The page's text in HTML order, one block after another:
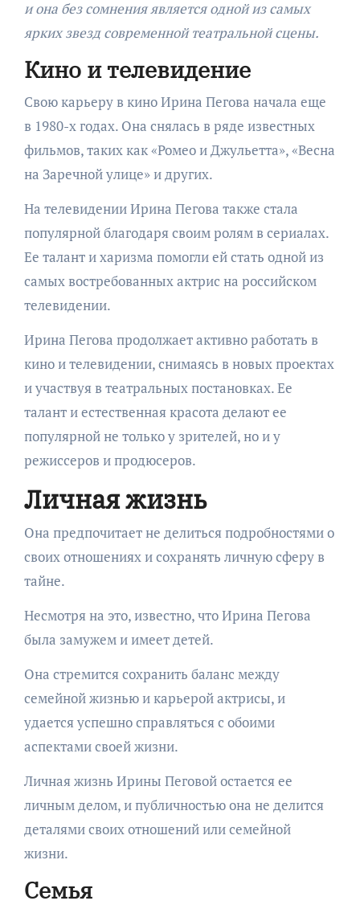
и она без сомнения является одной из самых
ярких звезд современной театральной сцены.
Кино и телевидение
Свою карьеру в кино Ирина Пегова начала еще
в 1980-х годах. Она снялась в ряде известных
фильмов, таких как «Ромео и Джульетта», «Весна
на Заречной улице» и других.
На телевидении Ирина Пегова также стала
популярной благодаря своим ролям в сериалах.
Ее талант и харизма помогли ей стать одной из
самых востребованных актрис на российском
телевидении.
Ирина Пегова продолжает активно работать в
кино и телевидении, снимаясь в новых проектах
и участвуя в театральных постановках. Ее
талант и естественная красота делают ее
популярной не только у зрителей, но и у
режиссеров и продюсеров.
Личная жизнь
Она предпочитает не делиться подробностями о
своих отношениях и сохранять личную сферу в
тайне.
Несмотря на это, известно, что Ирина Пегова
была замужем и имеет детей.
Она стремится сохранить баланс между
семейной жизнью и карьерой актрисы, и
удается успешно справляться с обоими
аспектами своей жизни.
Личная жизнь Ирины Пеговой остается ее
личным делом, и публичностью она не делится
деталями своих отношений или семейной
жизни.
Семья